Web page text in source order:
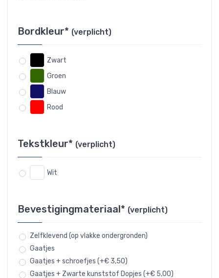
Bordkleur* (verplicht)
Zwart
Groen
Blauw
Rood
Tekstkleur* (verplicht)
Wit
Bevestigingmateriaal* (verplicht)
Zelfklevend (op vlakke ondergronden)
Gaatjes
Gaatjes + schroefjes (+€ 3,50)
Gaatjes + Zwarte kunststof Dopjes (+€ 5,00)